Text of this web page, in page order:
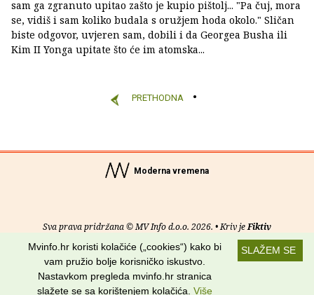
sam ga zgranuto upitao zašto je kupio pištolj... "Pa čuj, mora
se, vidiš i sam koliko budala s oružjem hoda okolo." Sličan
biste odgovor, uvjeren sam, dobili i da Georgea Busha ili
Kim II Yonga upitate što će im atomska...
PRETHODNA
Moderna vremena
Sva prava pridržana © MV Info d.o.o. 2026. • Kriv jeFiktiv
O nama• Pomoć• Uvjeti korištenja•RSS kanali
Potraži nas na:
SLAŽEM SE
Mvinfo.hr koristi kolačiće („cookies“) kako bi
vam pružio bolje korisničko iskustvo.
Nastavkom pregleda mvinfo.hr stranica
slažete se sa korištenjem kolačića. Više